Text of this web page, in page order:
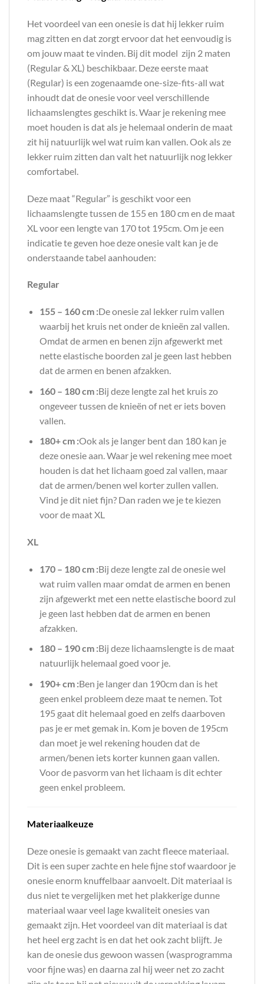
Het voordeel van een onesie is dat hij lekker ruim
mag zitten en dat zorgt ervoor dat het eenvoudig is
om jouw maat te vinden. Bij dit model zijn 2 maten
(Regular & XL) beschikbaar. Deze eerste maat
(Regular) is een zogenaamde one-size-fits-all wat
inhoudt dat de onesie voor veel verschillende
lichaamslengtes geschikt is. Waar je rekening mee
moet houden is dat als je helemaal onderin de maat
zit hij natuurlijk wel wat ruim kan vallen. Ook als ze
lekker ruim zitten dan valt het natuurlijk nog lekker
comfortabel.
Deze maat “Regular” is geschikt voor een
lichaamslengte tussen de 155 en 180 cm en de maat
XL voor een lengte van 170 tot 195cm. Om je een
indicatie te geven hoe deze onesie valt kan je de
onderstaande tabel aanhouden:
Regular
155 – 160 cm :De onesie zal lekker ruim vallen
waarbij het kruis net onder de knieën zal vallen.
Omdat de armen en benen zijn afgewerkt met
nette elastische boorden zal je geen last hebben
dat de armen en benen afzakken.
160 – 180 cm :Bij deze lengte zal het kruis zo
ongeveer tussen de knieën of net er iets boven
vallen.
180+ cm :Ook als je langer bent dan 180 kan je
deze onesie aan. Waar je wel rekening mee moet
houden is dat het lichaam goed zal vallen, maar
dat de armen/benen wel korter zullen vallen.
Vind je dit niet fijn? Dan raden we je te kiezen
voor de maat XL
XL
170 – 180 cm :Bij deze lengte zal de onesie wel
wat ruim vallen maar omdat de armen en benen
zijn afgewerkt met een nette elastische boord zul
je geen last hebben dat de armen en benen
afzakken.
180 – 190 cm :Bij deze lichaamslengte is de maat
natuurlijk helemaal goed voor je.
190+ cm :Ben je langer dan 190cm dan is het
geen enkel probleem deze maat te nemen. Tot
195 gaat dit helemaal goed en zelfs daarboven
pas je er met gemak in. Kom je boven de 195cm
dan moet je wel rekening houden dat de
armen/benen iets korter kunnen gaan vallen.
Voor de pasvorm van het lichaam is dit echter
geen enkel probleem.
Materiaalkeuze
Deze onesie is gemaakt van zacht fleece materiaal.
Dit is een super zachte en hele fijne stof waardoor je
onesie enorm knuffelbaar aanvoelt. Dit materiaal is
dus niet te vergelijken met het plakkerige dunne
materiaal waar veel lage kwaliteit onesies van
gemaakt zijn. Het voordeel van dit materiaal is dat
het heel erg zacht is en dat het ook zacht blijft. Je
kan de onesie dus gewoon wassen (wasprogramma
voor fijne was) en daarna zal hij weer net zo zacht